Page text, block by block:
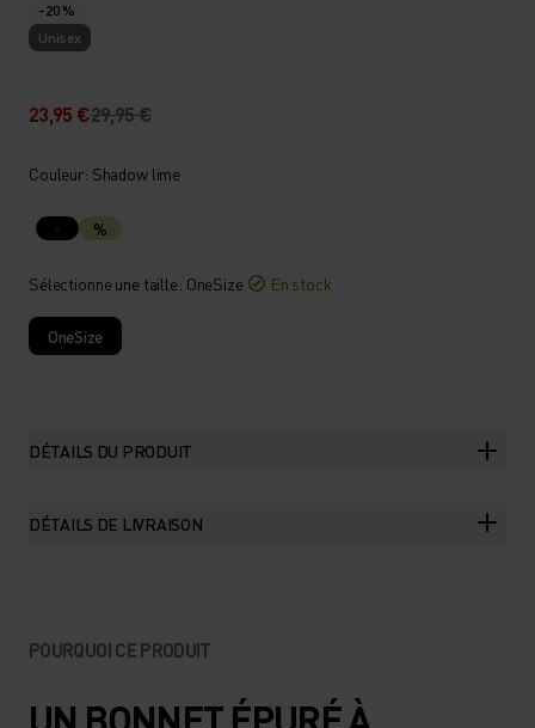
-20 %
Unisex
23,95 €29,95 €
Couleur: Shadow lime
%
Sélectionne une taille: OneSize En stock
OneSize
DÉTAILS DU PRODUIT
DÉTAILS DE LIVRAISON
POURQUOI CE PRODUIT